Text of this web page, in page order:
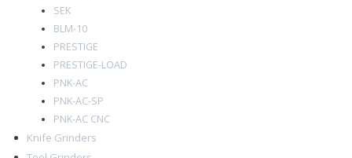
SEK
BLM-10
PRESTIGE
PRESTIGE-LOAD
PNK-AC
PNK-AC-SP
PNK-AC CNC
Knife Grinders